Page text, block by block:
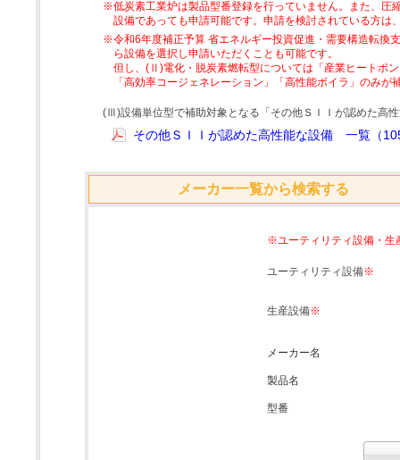
※低炭素工業炉は製品型番登録を行っていません。また、圧
設備であっても申請可能です。申請を検討されている方は
※令和6年度補正予算 省エネルギー投資促進・需要構造転
ら設備を選択し申請いただくことも可能です。
但し、(Ⅱ)電化・脱炭素燃転型については「産業ヒートポ
「高効率コージェネレーション」「高性能ボイラ」のみが
(Ⅲ)設備単位型で補助対象となる「その他ＳＩＩが認めた高
その他ＳＩＩが認めた高性能な設備 一覧（
メーカー一覧から検索する
※ユーティリティ設備・生
ユーティリティ設備※
生産設備※
メーカー名
製品名
型番